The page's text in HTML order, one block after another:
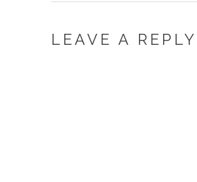
LEAVE A REPLY